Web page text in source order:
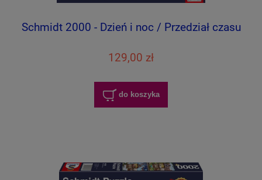
Schmidt 2000 - Dzień i noc / Przedział czasu
129,00 zł
do koszyka